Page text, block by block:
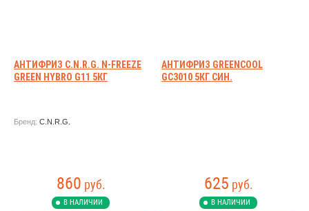
АНТИФРИЗ C.N.R.G. N-FREEZE
GREEN HYBRO G11 5КГ
Бренд: C.N.R.G.
860 руб.
В НАЛИЧИИ
АНТИФРИЗ GREENCOOL
GC3010 5КГ СИН.
625 руб.
В НАЛИЧИИ